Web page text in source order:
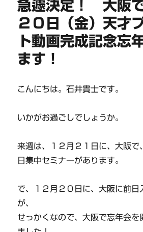
急遽決定！ 大阪
２０日（金）天才
ト動画完成記念忘
ます！
こんにちは。石井貴士です。
いかがお過ごしでしょうか。
来週は、１２月２１日に、大阪で
日集中セミナーがあります。
で、１２月２０日に、大阪に前日
が、
せっかくなので、大阪で忘年会を